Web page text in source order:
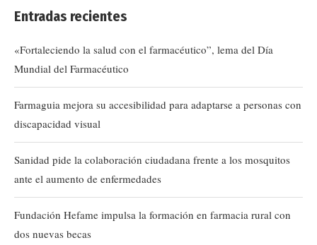
Entradas recientes
«Fortaleciendo la salud con el farmacéutico”, lema del Día
Mundial del Farmacéutico
Farmaguia mejora su accesibilidad para adaptarse a personas con
discapacidad visual
Sanidad pide la colaboración ciudadana frente a los mosquitos
ante el aumento de enfermedades
Fundación Hefame impulsa la formación en farmacia rural con
dos nuevas becas